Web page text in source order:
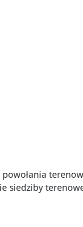
siedziby